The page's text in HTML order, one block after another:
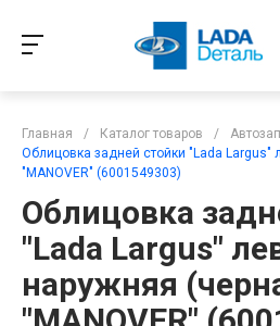
Главная / Каталог товаров /
Облицовка задней стойки "Lada Largus"
"MANOVER" (6001549303)
Облицовка
"Lada Largus"
наружняя